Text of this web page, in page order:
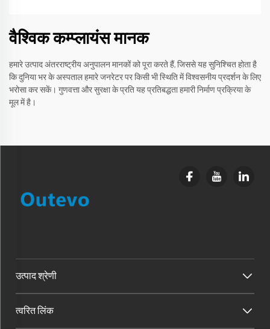
वैश्विक कम्प्लायंस मानक
हमारे उत्पाद अंतरराष्ट्रीय अनुपालन मानकों को पूरा करते हैं, जिससे यह सुनिश्चित होता है
कि दुनिया भर के अस्पताल हमारे जनरेटर पर किसी भी स्थिति में विश्वसनीय प्रदर्शन के लिए
भरोसा कर सकें। गुणवत्ता और सुरक्षा के प्रति यह प्रतिबद्धता हमारी निर्माण प्रक्रिया के
मूल में है।
उत्पाद श्रेणी
त्वरित लिंक